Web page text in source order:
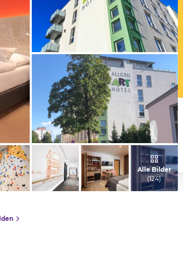
vom Hotelier, Dezember 2016
von Ralf, August 2023
Alle Bilder
(124)